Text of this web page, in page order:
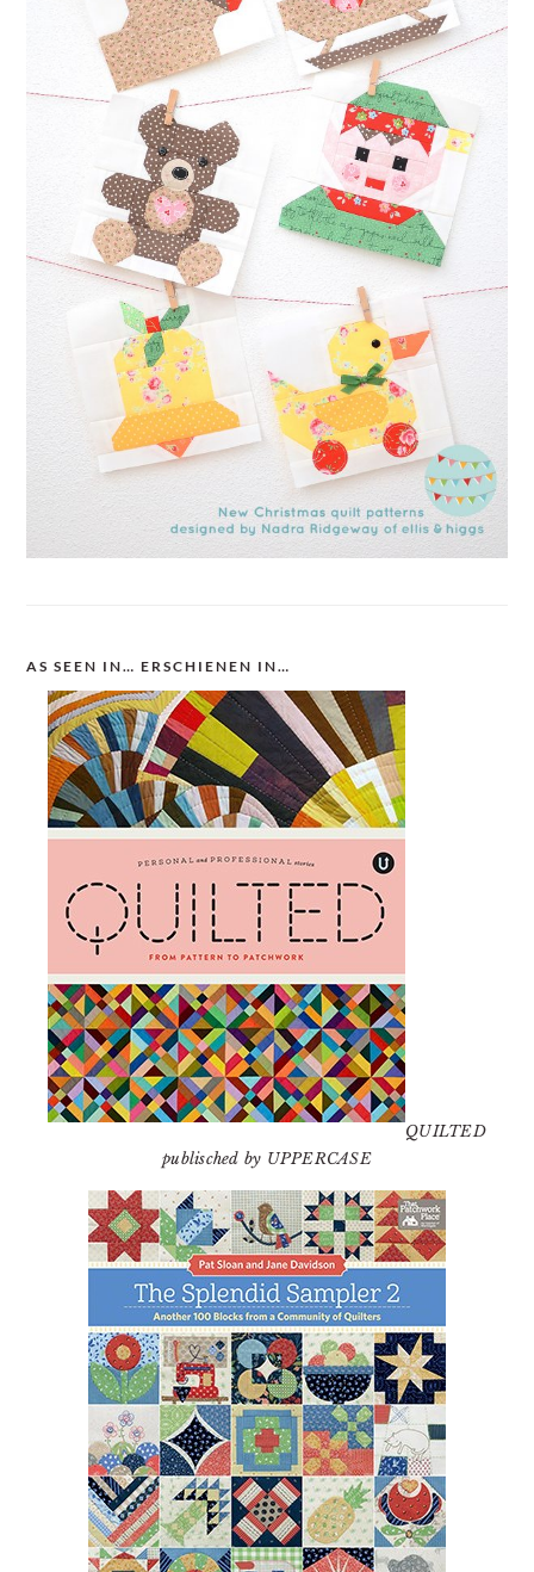
AS SEEN IN… ERSCHIENEN IN…
QUILTED
publisched by UPPERCASE